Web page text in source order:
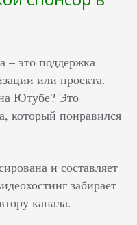
– это поддержка
или проекта.
Ютубе? Это
который понравился
и составляет
забирает
канала.